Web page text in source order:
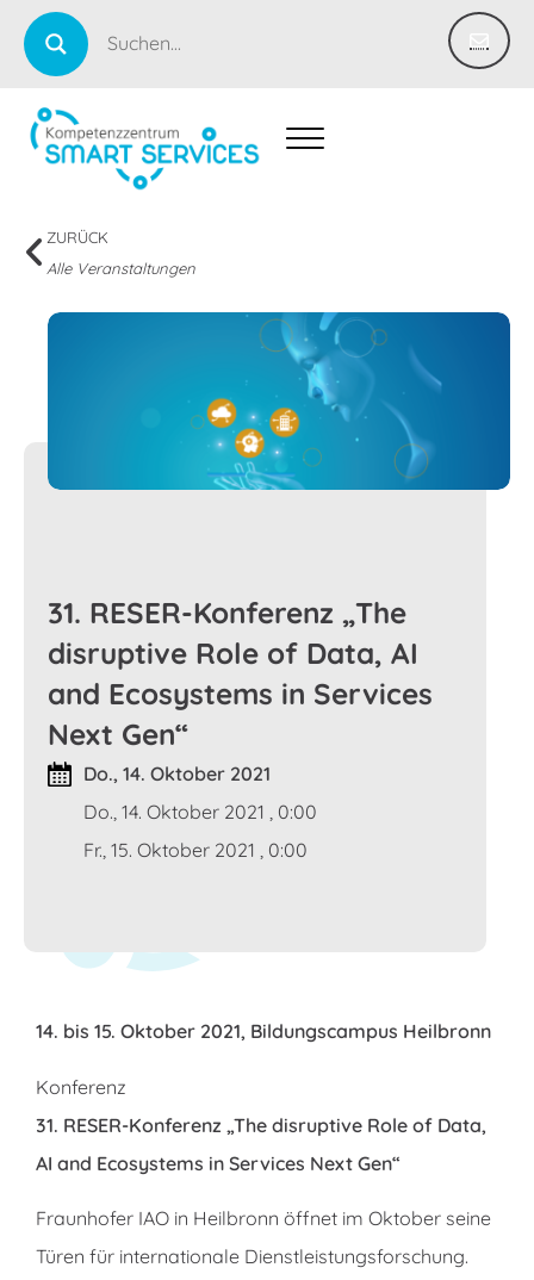
ZURÜCK
Alle Veranstaltungen
31. RESER-Konferenz „The
disruptive Role of Data, AI
and Ecosystems in Services
Next Gen“
Do., 14. Oktober 2021
Do., 14. Oktober 2021 , 0:00
Fr., 15. Oktober 2021 , 0:00
14. bis 15. Oktober 2021, Bildungscampus Heilbronn
Konferenz
31. RESER-Konferenz „The disruptive Role of Data,
AI and Ecosystems in Services Next Gen“
Fraunhofer IAO in Heilbronn öffnet im Oktober seine
Türen für internationale Dienstleistungsforschung.